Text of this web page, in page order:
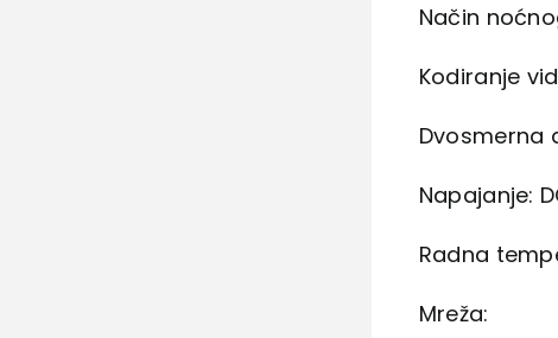
Način
Kodiranje
Dvosmerna
Napajanje:
Radna
Mreža: